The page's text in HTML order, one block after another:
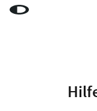
LaunchBar